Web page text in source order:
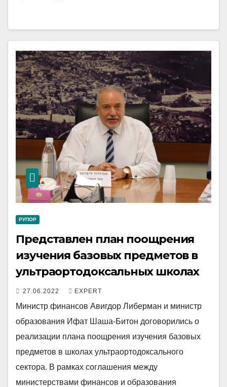
РУПОР
Представлен план поощрения
изучения базовых предметов в
ультраортодоксальных школах
27.06.2022 EXPERT
Министр финансов Авигдор Либерман и министр
образования Ифат Шаша-Битон договорились о
реализации плана поощрения изучения базовых
предметов в школах ультраортодоксального
сектора. В рамках соглашения между
министерствами финансов и образования